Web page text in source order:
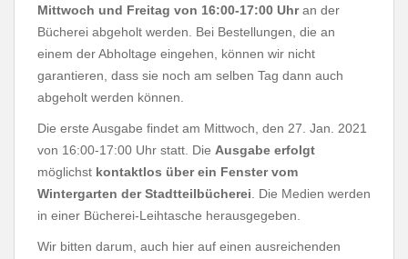
Mittwoch und Freitag von 16:00-17:00 Uhran der
Bücherei abgeholt werden. Bei Bestellungen, die an
einem der Abholtage eingehen, können wir nicht
garantieren, dass sie noch am selben Tag dann auch
abgeholt werden können.
Die erste Ausgabe findet am Mittwoch, den 27. Jan. 2021
von 16:00-17:00 Uhr statt. Die Ausgabe erfolgt
möglichst kontaktlos über ein Fenster vom
Wintergarten der Stadtteilbücherei . Die Medien werden
in einer Bücherei-Leihtasche herausgegeben.
Wir bitten darum, auch hier auf einen ausreichenden